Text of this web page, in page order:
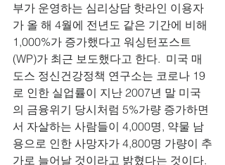
부가 운영하는 심리상담 핫라인 이용자
가 올 해 4월에 전년도 같은 기간에 비해
1,000%가 증가했다고 워싱턴포스트
(WP)가 최근 보도했다고 한다.  미국 매
도스 정신건강정책 연구소는 코로나 19
로 인한 실업률이 지난 2007년 말 미국
의 금융위기 당시처럼 5%가량 증가하면
서 자살하는 사람들이 4,000명, 약물 남
용으로 인한 사망자가 4,800명 가량이 추
가로 늘어날 것이라고 밝혔다는 것이다.